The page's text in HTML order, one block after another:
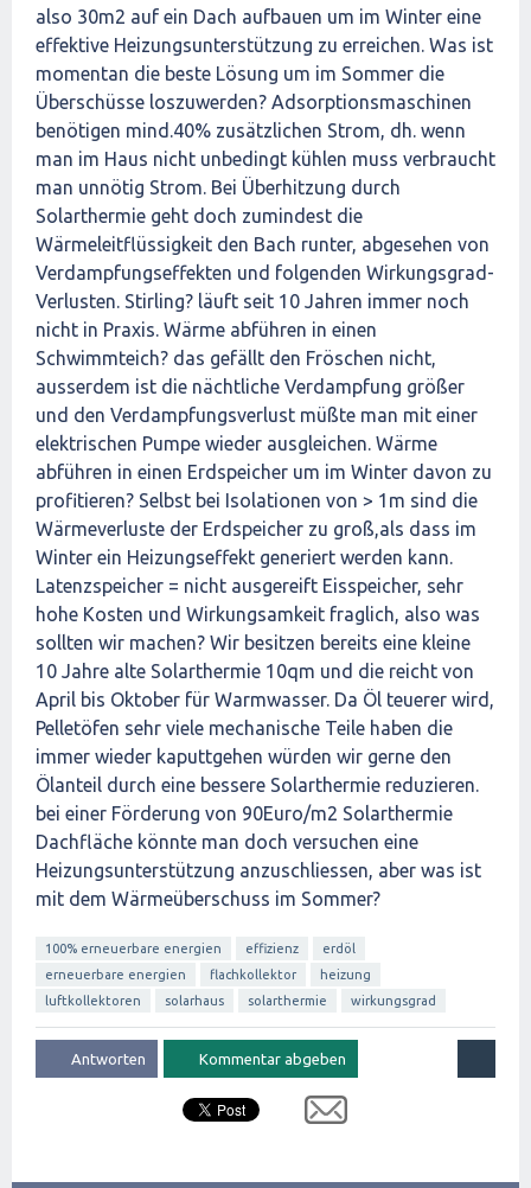
also 30m2 auf ein Dach aufbauen um im Winter eine
effektive Heizungsunterstützung zu erreichen. Was ist
momentan die beste Lösung um im Sommer die
Überschüsse loszuwerden? Adsorptionsmaschinen
benötigen mind.40% zusätzlichen Strom, dh. wenn
man im Haus nicht unbedingt kühlen muss verbraucht
man unnötig Strom. Bei Überhitzung durch
Solarthermie geht doch zumindest die
Wärmeleitflüssigkeit den Bach runter, abgesehen von
Verdampfungseffekten und folgenden Wirkungsgrad-
Verlusten. Stirling? läuft seit 10 Jahren immer noch
nicht in Praxis. Wärme abführen in einen
Schwimmteich? das gefällt den Fröschen nicht,
ausserdem ist die nächtliche Verdampfung größer
und den Verdampfungsverlust müßte man mit einer
elektrischen Pumpe wieder ausgleichen. Wärme
abführen in einen Erdspeicher um im Winter davon zu
profitieren? Selbst bei Isolationen von > 1m sind die
Wärmeverluste der Erdspeicher zu groß,als dass im
Winter ein Heizungseffekt generiert werden kann.
Latenzspeicher = nicht ausgereift Eisspeicher, sehr
hohe Kosten und Wirkungsamkeit fraglich, also was
sollten wir machen? Wir besitzen bereits eine kleine
10 Jahre alte Solarthermie 10qm und die reicht von
April bis Oktober für Warmwasser. Da Öl teuerer wird,
Pelletöfen sehr viele mechanische Teile haben die
immer wieder kaputtgehen würden wir gerne den
Ölanteil durch eine bessere Solarthermie reduzieren.
bei einer Förderung von 90Euro/m2 Solarthermie
Dachfläche könnte man doch versuchen eine
Heizungsunterstützung anzuschliessen, aber was ist
mit dem Wärmeüberschuss im Sommer?
100% erneuerbare energien effizienz
erdöl
erneuerbare energien
flachkollektor
heizung
luftkollektoren
solarhaus solarthermie wirkungsgrad